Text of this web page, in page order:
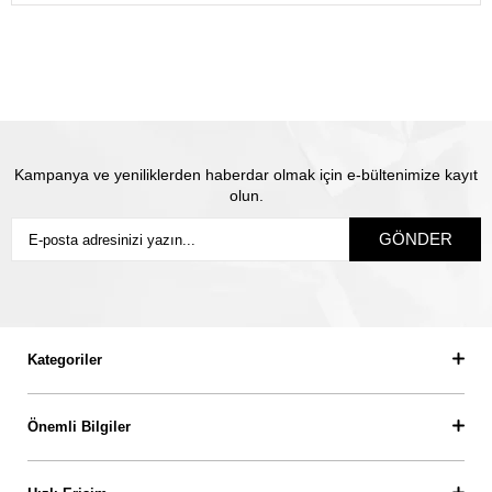
Kampanya ve yeniliklerden haberdar olmak için e-bültenimize kayıt
olun.
GÖNDER
Kategoriler
Önemli Bilgiler